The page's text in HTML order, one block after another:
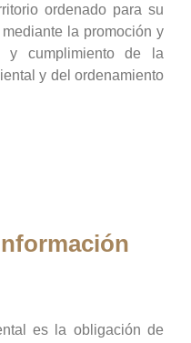
ordenado para su
la promoción y
y cumplimiento de la
y del ordenamiento
es la obligación de